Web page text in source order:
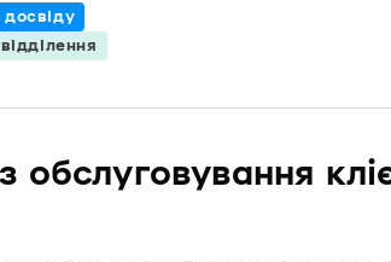
досвіду
обслуговування